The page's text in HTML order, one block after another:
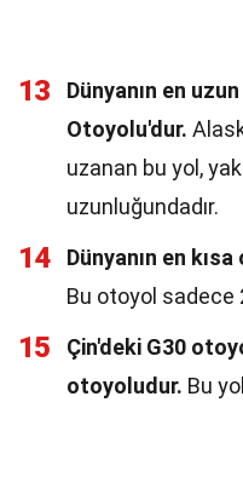
13
Dünyanın en
Otoyolu'dur.
uzanan bu yol,
uzunluğundadır.
14
Dünyanın en
Bu otoyol sadece
15
Çin'deki G30
otoyoludur. Bu